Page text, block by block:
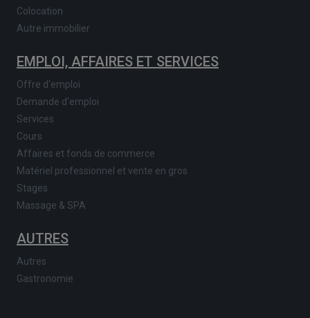
Colocation
Autre immobilier
EMPLOI, AFFAIRES ET SERVICES
Offre d'emploi
Demande d'emploi
Services
Cours
Affaires et fonds de commerce
Matériel professionnel et vente en gros
Stages
Massage & SPA
AUTRES
Autres
Gastronomie